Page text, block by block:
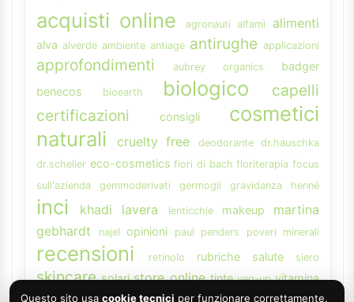
acquisti online agronauti alfamì alimenti
alva alverde ambiente antiage antirughe applicazioni
approfondimenti aubrey organics
badger
benecos
bioearth biologico
capelli
certificazioni
consigli
cosmetici
naturali
cruelty free deodorante
dr.hauschka
dr.scheller eco-cosmetics fiori di bach floriterapia focus
sull'azienda
gemmoderivati germogli gravidanza henné
inci khadi lavera lenticchie makeup
martina
gebhardt
najel opinioni paul penders poveri minerali
recensioni retinolo rubriche salute siero
skincare solari store online tinte veg-up vitamina
A weleda
Questo sito usa cookie tecnici per funzionare correttamente.